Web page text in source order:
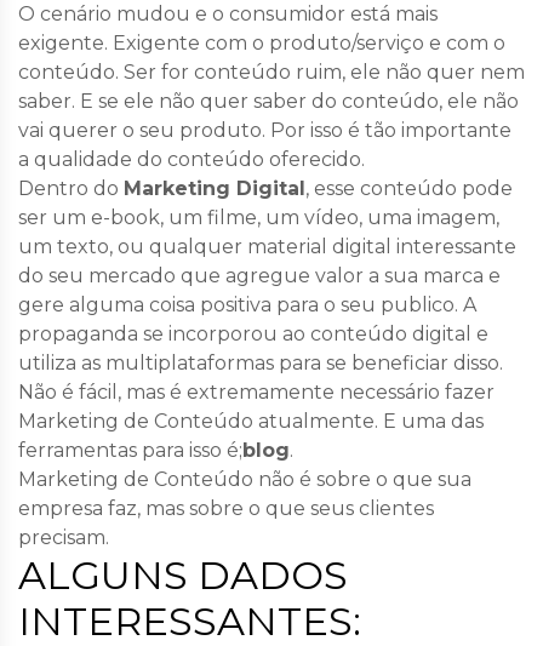
O cenário mudou e o consumidor está mais
exigente. Exigente com o produto/serviço e com o
conteúdo. Ser for conteúdo ruim, ele não quer nem
saber. E se ele não quer saber do conteúdo, ele não
vai querer o seu produto. Por isso é tão importante
a qualidade do conteúdo oferecido.
Dentro do Marketing Digital, esse conteúdo pode
ser um e-book, um filme, um vídeo, uma imagem,
um texto, ou qualquer material digital interessante
do seu mercado que agregue valor a sua marca e
gere alguma coisa positiva para o seu publico. A
propaganda se incorporou ao conteúdo digital e
utiliza as multiplataformas para se beneficiar disso.
Não é fácil, mas é extremamente necessário fazer
Marketing de Conteúdo atualmente. E uma das
ferramentas para isso é;blog.
Marketing de Conteúdo não é sobre o que sua
empresa faz, mas sobre o que seus clientes
precisam.
ALGUNS DADOS
INTERESSANTES: